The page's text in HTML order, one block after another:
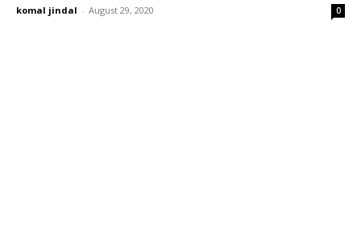
komal jindal - August 29, 2020 0